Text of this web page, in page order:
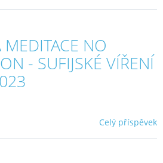
NO
- SUFIJSKÉ VÍŘENÍ
Celý příspěvek